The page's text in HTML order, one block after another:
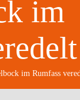
im
im Rumfass